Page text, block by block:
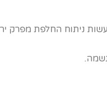
ניתוח החלפת מפרק